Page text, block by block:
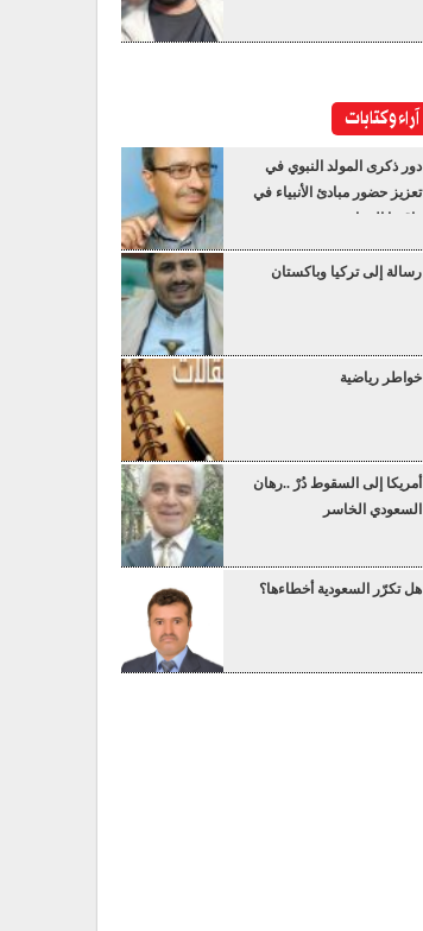
آراء وكتابات
دور ذكرى المولد النبوي في
تعزيز حضور مبادئ الأنبياء في
واقعنا المعاصر
رسالة إلى تركيا وباكستان
خواطر رياضية
أمريكا إلى السقوط دُرْ ..رهان
السعودي الخاسر
هل تكرّر السعودية أخطاءها؟